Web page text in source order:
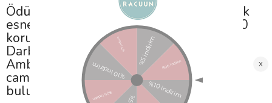
Ödüllü Babiators güneş gözlükleri; kauçuk
esnek çerçevelerden yapılmış olup, %100
koruma sağlar.
Darbe ve kırılmaya dayanıklıdır.
Ambalaj içerisinde aynı zamanda silme
camı olarak da kullanılabilen kılıf da
bulunmaktadır.